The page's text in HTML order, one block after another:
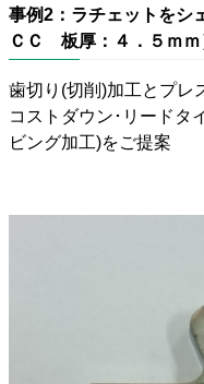
事例2：ラチェットをシ
ＣＣ 板厚：４．５ｍｍ
歯切り(切削)加工とプレ
コストダウン･リードタ
ビング加工)をご提案